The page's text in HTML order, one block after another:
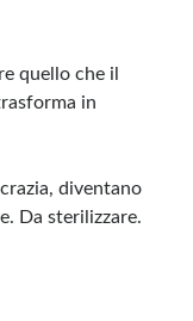
quello che il
in
diventano
Da sterilizzare.